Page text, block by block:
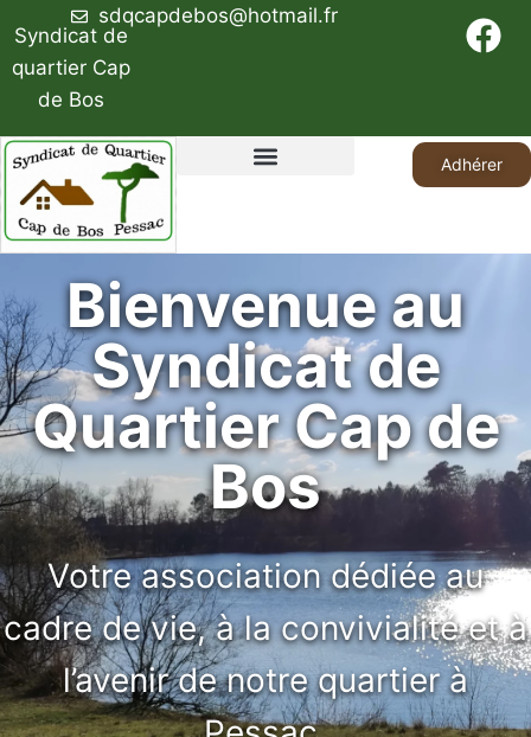
sdqcapdebos@hotmail.fr
Syndicat de
quartier Cap
de Bos
Adhérer
Bienvenue au
Syndicat de
Quartier Cap de
Bos
Votre association dédiée au
cadre de vie, à la convivialité et à
l’avenir de notre quartier à